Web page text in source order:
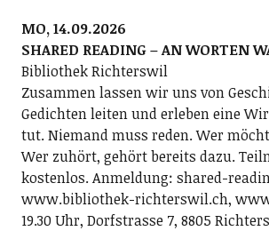
MO, 14.09.2026
SHARED READING – AN WORTEN
Bibliothek Richterswil
Zusammen lassen wir uns von
Gedichten leiten und erleben eine
tut. Niemand muss reden. Wer
Wer zuhört, gehört bereits dazu.
kostenlos. Anmeldung: shared-
www.bibliothek-richterswil.ch,
19.30 Uhr, Dorfstrasse 7, 8805